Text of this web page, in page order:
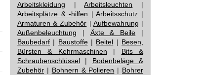
Arbeitskleidung |Arbeitsleuchten |
Arbeitsplätze & -hilfen |Arbeitsschutz |
Armaturen & Zubehör | Aufbewahrung |
Außenbeleuchtung | Äxte & Beile |
Baubedarf | Baustoffe| Beitel | Besen,
Bürsten & Kehrmaschinen | Bits &
Schraubenschlüssel | Bodenbeläge &
Zubehör | Bohnern & Polieren | Bohrer